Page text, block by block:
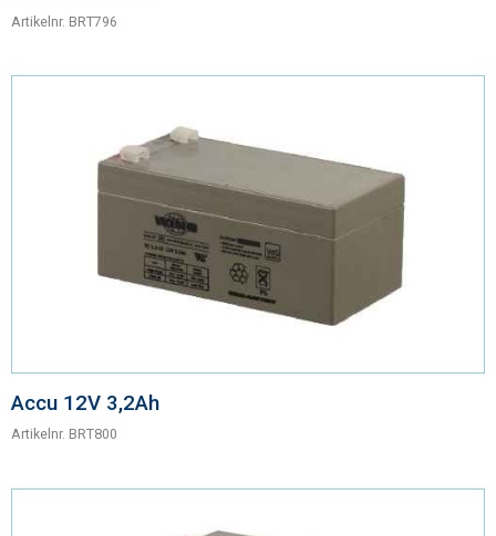
Artikelnr. BRT796
Accu 12V 3,2Ah
Artikelnr. BRT800